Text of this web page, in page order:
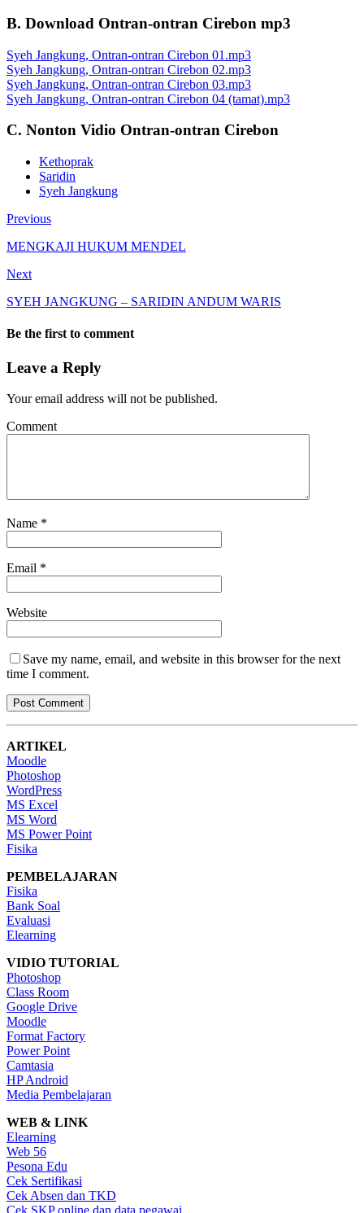
B. Download Ontran-ontran Cirebon mp3
Syeh Jangkung, Ontran-ontran Cirebon 01.mp3
Syeh Jangkung, Ontran-ontran Cirebon 02.mp3
Syeh Jangkung, Ontran-ontran Cirebon 03.mp3
Syeh Jangkung, Ontran-ontran Cirebon 04 (tamat).mp3
C. Nonton Vidio Ontran-ontran Cirebon
Kethoprak
Saridin
Syeh Jangkung
Previous
MENGKAJI HUKUM MENDEL
Next
SYEH JANGKUNG – SARIDIN ANDUM WARIS
Be the first to comment
Leave a Reply
Your email address will not be published.
Comment
Name *
Email *
Website
Save my name, email, and website in this browser for the next
time I comment.
ARTIKEL
Moodle
Photoshop
WordPress
MS Excel
MS Word
MS Power Point
Fisika
PEMBELAJARAN
Fisika
Bank Soal
Evaluasi
Elearning
VIDIO TUTORIAL
Photoshop
Class Room
Google Drive
Moodle
Format Factory
Power Point
Camtasia
HP Android
Media Pembelajaran
WEB & LINK
Elearning
Web 56
Pesona Edu
Cek Sertifikasi
Cek Absen dan TKD